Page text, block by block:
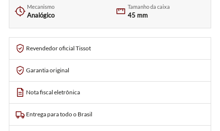
Mecanismo
Analógico
Tamanho da caixa
45 mm
Revendedor oficial Tissot
Garantia original
Nota fiscal eletrônica
Entrega para todo o Brasil